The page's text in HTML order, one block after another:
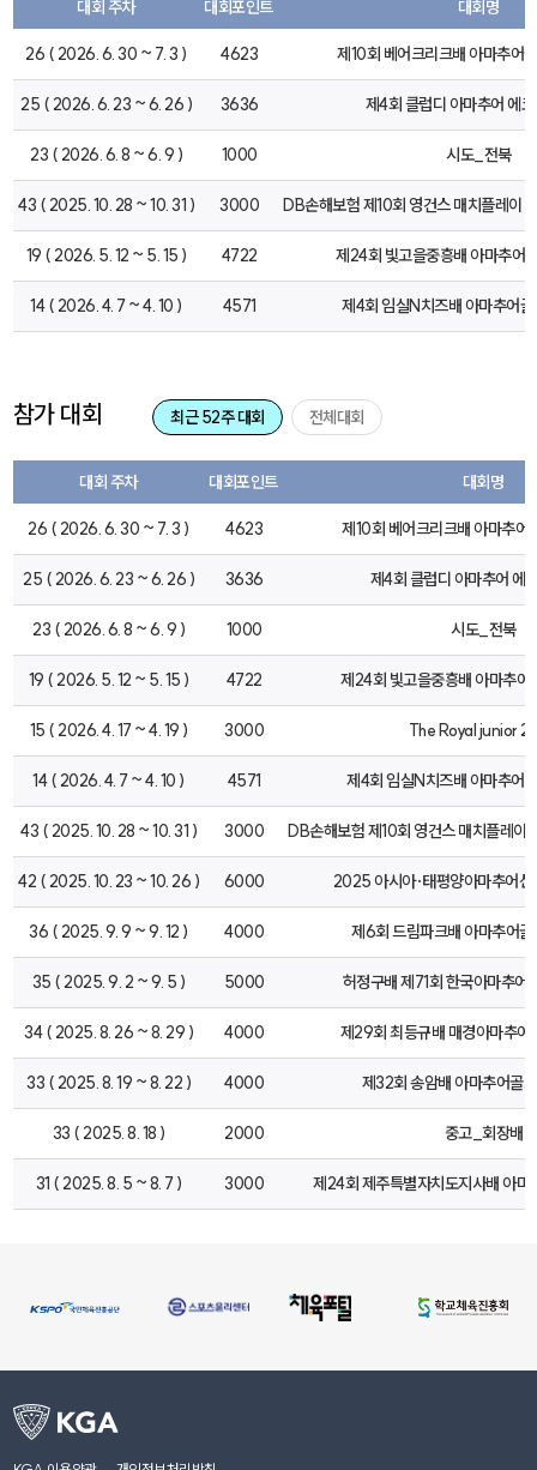
대회 주차 대회포인트 대회명
26 ( 2026. 6. 30 ~ 7. 3 ) 4623 제10회 베어크리크배 아마추어
25 ( 2026. 6. 23 ~ 6. 26 ) 3636 제4회 클럽디 아마추어 에
23 ( 2026. 6. 8 ~ 6. 9 ) 1000 시도_전북
43 ( 2025. 10. 28 ~ 10. 31 ) 3000 DB손해보험 제10회 영건스 매치플레이
19 ( 2026. 5. 12 ~ 5. 15 ) 4722 제24회 빛고을중흥배 아마추어
14 ( 2026. 4. 7 ~ 4. 10 ) 4571 제4회 임실N치즈배 아마추어
참가 대회 최근 52주 대회 전체대회
대회 주차 대회포인트 대회명
26 ( 2026. 6. 30 ~ 7. 3 ) 4623 제10회 베어크리크배 아마추어
25 ( 2026. 6. 23 ~ 6. 26 ) 3636 제4회 클럽디 아마추어 에
23 ( 2026. 6. 8 ~ 6. 9 ) 1000 시도_전북
19 ( 2026. 5. 12 ~ 5. 15 ) 4722 제24회 빛고을중흥배 아마추어
15 ( 2026. 4. 17 ~ 4. 19 ) 3000 The Royal junior
14 ( 2026. 4. 7 ~ 4. 10 ) 4571 제4회 임실N치즈배 아마추어
43 ( 2025. 10. 28 ~ 10. 31 ) 3000 DB손해보험 제10회 영건스 매치플레
42 ( 2025. 10. 23 ~ 10. 26 ) 6000 2025 아시아·태평양아마추어
36 ( 2025. 9. 9 ~ 9. 12 ) 4000 제6회 드림파크배 아마추어
35 ( 2025. 9. 2 ~ 9. 5 ) 5000 허정구배 제71회 한국아마추어
34 ( 2025. 8. 26 ~ 8. 29 ) 4000 제29회 최등규배 매경아마추어
33 ( 2025. 8. 19 ~ 8. 22 ) 4000 제32회 송암배 아마추어골
33 ( 2025. 8. 18 ) 2000 중고_회장배
31 ( 2025. 8. 5 ~ 8. 7 ) 3000 제24회 제주특별자치도지사배 아마